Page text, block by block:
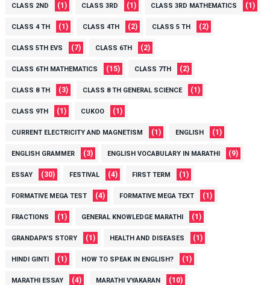
CLASS 2ND (1) CLASS 3RD (1) CLASS 3RD MATHEMATICS (1)
CLASS 4 TH (1) CLASS 4TH (2) CLASS 5 TH (2)
CLASS 5TH EVS (7) CLASS 6TH (2)
CLASS 6TH MATHEMATICS (15) CLASS 7TH (2)
CLASS 8 TH (3) CLASS 8 TH GENERAL SCIENCE (1)
CLASS 9TH (1) CUKOO (1)
CURRENT ELECTRICITY AND MAGNETISM (1) ENGLISH (1)
ENGLISH GRAMMER (3) ENGLISH VOCABULARY IN MARATHI (9)
ESSAY (30) FESTIVAL (4) FIRST TERM (1)
FORMATIVE MEGA TEST (4) FORMATIVE MEGA TEXT (1)
FRACTIONS (1) GENERAL KNOWLEDGE MARATHI (1)
GRANDAPA'S STORY (1) HEALTH AND DISEASES (1)
HINDI GINTI (1) HOW TO SPEAK IN ENGLISH? (1)
MARATHI ESSAY (4) MARATHI VYAKARAN (10)